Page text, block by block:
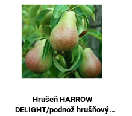
Hrušeň HARROW
DELIGHT/podnož hrušňový